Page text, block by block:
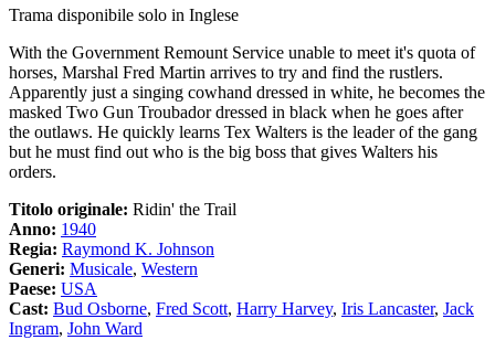
Trama disponibile solo in Inglese
With the Government Remount Service unable to meet it's quota of
horses, Marshal Fred Martin arrives to try and find the rustlers.
Apparently just a singing cowhand dressed in white, he becomes the
masked Two Gun Troubador dressed in black when he goes after
the outlaws. He quickly learns Tex Walters is the leader of the gang
but he must find out who is the big boss that gives Walters his
orders.
Titolo originale: Ridin' the Trail
Anno: 1940
Regia: Raymond K. Johnson
Generi: Musicale, Western
Paese: USA
Cast: Bud Osborne, Fred Scott, Harry Harvey, Iris Lancaster, Jack
Ingram, John Ward